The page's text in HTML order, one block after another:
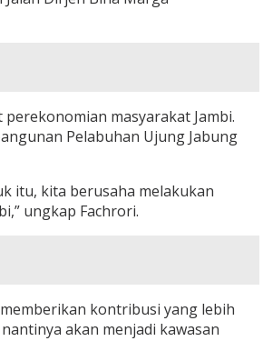
masyarakat Jambi.
Pelabuhan Ujung Jabung
itu, kita berusaha melakukan
ungkap Fachrori.
kontribusi yang lebih
akan menjadi kawasan